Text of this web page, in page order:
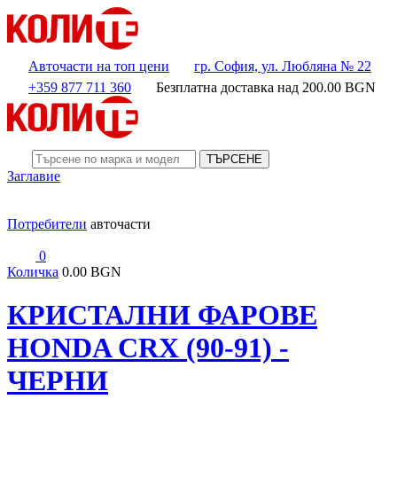
Авточасти на топ цени
гр. София, ул. Любляна № 22
+359 877 711 360
Безплатна доставка над 200.00 BGN
ТЪРСЕНЕ
Заглавие
Потребители авточасти
0
Количка 0.00 BGN
КРИСТАЛНИ ФАРОВЕ
HONDA CRX (90-91) -
ЧЕРНИ